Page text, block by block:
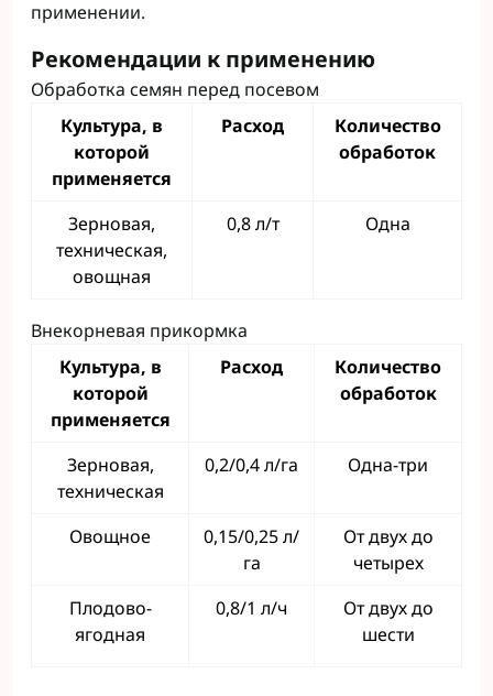
применении.
Рекомендации к применению
Обработка семян перед посевом
Культура, в
которой
применяется
Расход
Количество
обработок
Зерновая,
техническая,
овощная
0,8 л/т Одна
Внекорневая прикормка
Культура, в
которой
применяется
Расход
Количество
обработок
Зерновая,
техническая
0,2/0,4 л/га Одна-три
Овощное
0,15/0,25 л/
га
От двух до
четырех
Плодово-
ягодная
0,8/1 л/ч
От двух до
шести